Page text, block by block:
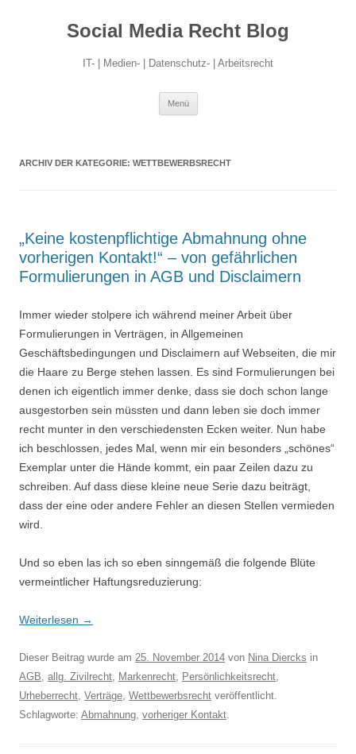
Social Media Recht Blog
IT- | Medien- | Datenschutz- | Arbeitsrecht
Menü
ARCHIV DER KATEGORIE: WETTBEWERBSRECHT
„Keine kostenpflichtige Abmahnung ohne
vorherigen Kontakt!“ – von gefährlichen
Formulierungen in AGB und Disclaimern
Immer wieder stolpere ich während meiner Arbeit über
Formulierungen in Verträgen, in Allgemeinen
Geschäftsbedingungen und Disclaimern auf Webseiten, die mir
die Haare zu Berge stehen lassen. Es sind Formulierungen bei
denen ich eigentlich immer denke, dass sie doch schon lange
ausgestorben sein müssten und dann leben sie doch immer
recht munter in den verschiedensten Ecken weiter. Nun habe
ich beschlossen, jedes Mal, wenn mir ein besonders „schönes“
Exemplar unter die Hände kommt, ein paar Zeilen dazu zu
schreiben. Auf dass diese kleine neue Serie dazu beiträgt,
dass der eine oder andere Fehler an diesen Stellen vermieden
wird.
Und so eben las ich so eben sinngemäß die folgende Blüte
vermeintlicher Haftungsreduzierung:
Weiterlesen →
Dieser Beitrag wurde am 25. November 2014 von Nina Diercks in
AGB, allg. Zivilrecht, Markenrecht, Persönlichkeitsrecht,
Urheberrecht, Verträge, Wettbewerbsrecht veröffentlicht.
Schlagworte: Abmahnung, vorheriger Kontakt.